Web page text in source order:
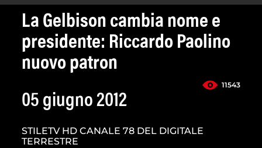
La Gelbison cambia nome e
presidente: Riccardo Paolino
nuovo patron
11543
05 giugno 2012
STILETV HD CANALE 78 DEL DIGITALE
TERRESTRE